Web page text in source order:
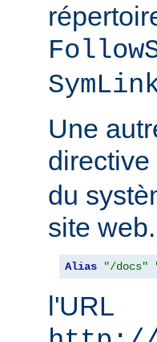
Une
directive
du
site
Alias "/docs"
l'URL